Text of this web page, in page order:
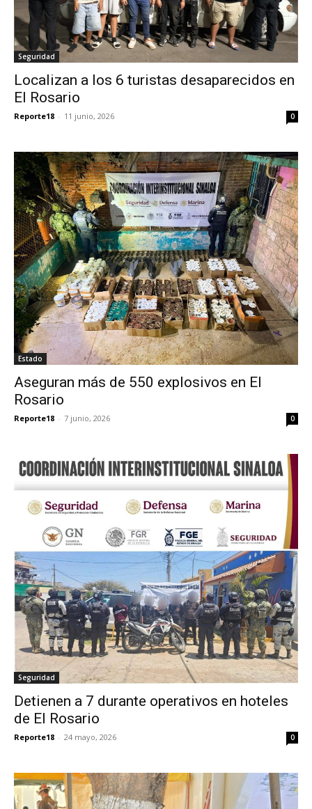
Seguridad
Localizan a los 6 turistas desaparecidos en
El Rosario
Reporte18 - 11 junio, 2026 0
Estado
Aseguran más de 550 explosivos en El
Rosario
Reporte18 - 7 junio, 2026 0
Seguridad
Detienen a 7 durante operativos en hoteles
de El Rosario
Reporte18 - 24 mayo, 2026 0